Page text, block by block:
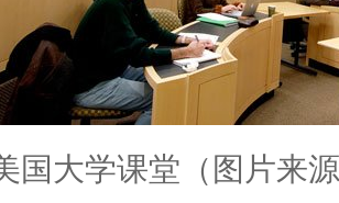
国大学课堂（图片来